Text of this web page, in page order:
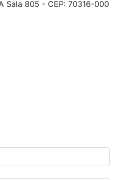
Sala 805 - CEP: 70316-000